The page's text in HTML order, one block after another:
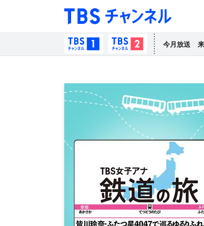
TBSチャンネル1TBSチャンネル2
今月放送